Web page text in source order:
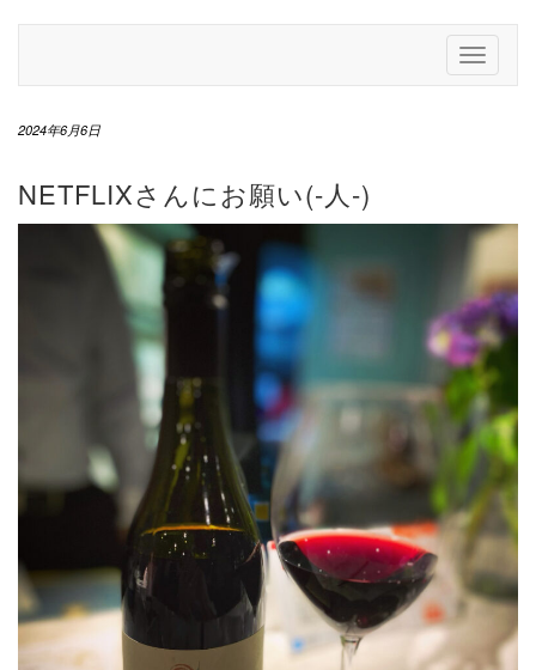
Toggle
2024年6月6日
NETFLIXさんにお願い(-人-)